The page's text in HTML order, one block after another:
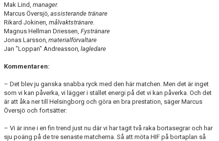
Mak Lind, manager.
Marcus Översjö , assisterande tränare
Rikard Jokinen, målvaktstränare.
Magnus Hellman Driessen, Fystränare
Jonas Larsson , materialförvaltare
Jan "Loppan" Andreasson , lagledare
Kommentaren:
– Det blev ju ganska snabba ryck med den här matchen. Men det är inget
som vi kan påverka, vi lägger i stället energi på det vi kan påverka. Och det
är att åka ner till Helsingborg och göra en bra prestation, säger Marcus
Översjö och fortsätter:
– Vi är inne i en fin trend just nu där vi har tagit två raka bortasegrar och har
sju poäng på de tre senaste matcherna. Så att möta HIF på bortaplan så